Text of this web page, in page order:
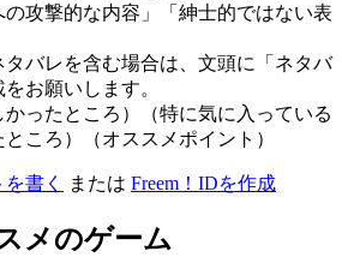
攻撃的な内容」「紳士的ではない表
バレを含む場合は、文頭に「ネタバ
お願いします。
ったところ）（特に気に入っている
ころ）（オススメポイント）
書く または Freem！IDを作成
メのゲーム